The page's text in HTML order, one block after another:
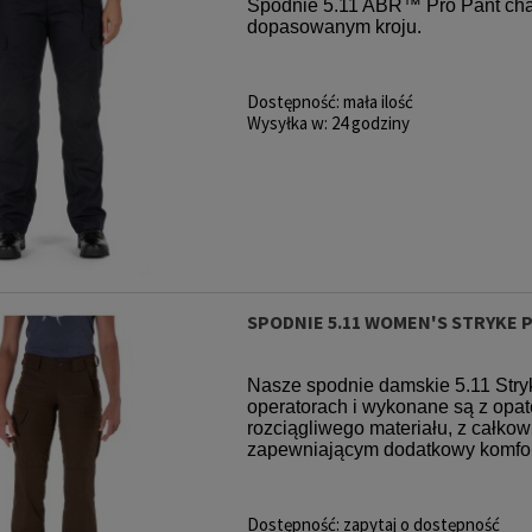
Force
999,90 zł
999,90 zł
Ładownica 5.11 Flex Radio
Spodnie 5.11 ABR™ Pro Pant
dopasowanym kroju.
Dostępność: mała ilość
Wysyłka w: 24 godziny
SPODNIE 5.11 WOMEN'S STRYKE
Nasze spodnie damskie 5.11
operatorach i wykonane są z
rozciągliwego materiału, z
zapewniającym dodatkowy
Dostępność: zapytaj o dostępność